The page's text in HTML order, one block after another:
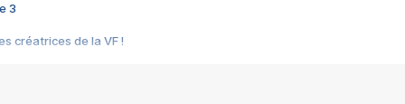
3
créatrices de la VF !